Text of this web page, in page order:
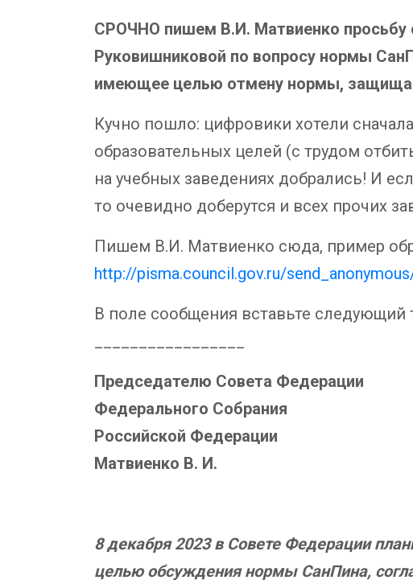
СРОЧНО пишем В.И. Матвиенко просьбу
Руковишниковой по вопросу нормы
имеющее целью отмену нормы,
Кучно пошло: цифровики хотели
образовательных целей (с трудом
на учебных заведениях добрались! И
то очевидно доберутся и всех прочих
Пишем В.И. Матвиенко сюда, пример
http://pisma.council.gov.ru/
В поле сообщения вставьте следующий
Председателю Совета Федерации
Федерального Собрания
Российской Федерации
Матвиенко В. И.
8 декабря 2023 в Совете Федерации
целью обсуждения нормы СанПина,